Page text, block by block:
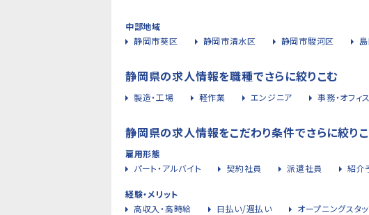
中部地域
静岡市葵区
静岡市清水区 静岡市駿河区
静岡県の求人情報を職種でさらに絞りこむ
製造・工場 軽作業 エンジニア 事務・オフィ
静岡県の求人情報をこだわり条件でさらに絞り
雇用形態
パート・アルバイト
契約社員 派遣社員 紹介
経験・メリット
高収入・高時給
日払い/週払い オープニングスタ